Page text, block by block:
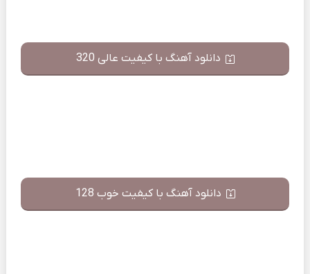
دانلود آهنگ با کیفیت عالی 320
دانلود آهنگ با کیفیت خوب 128